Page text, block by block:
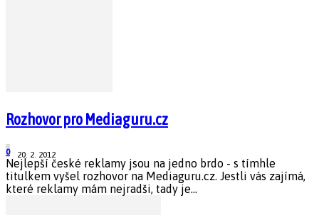
Rozhovor pro Mediaguru.cz
20. 2. 2012
0
Nejlepší české reklamy jsou na jedno brdo - s tímhle
titulkem vyšel rozhovor na Mediaguru.cz. Jestli vás zajímá,
které reklamy mám nejradši, tady je...